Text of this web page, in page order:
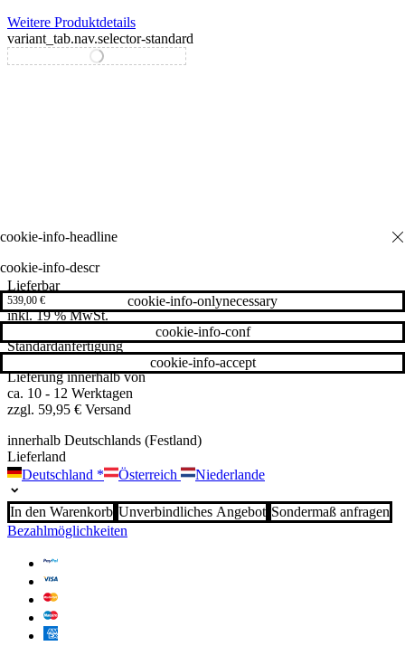
Weitere Produktdetails
variant_tab.nav.selector-standard
variant_tab.nav.selector-special
Lieferbar
539,00 €
inkl. 19 % MwSt.
Standardanfertigung
Lieferung innerhalb von
ca. 10 - 12 Werktagen
zzgl. 59,95 € Versand
innerhalb Deutschlands (Festland)
Lieferland
Deutschland * Österreich Niederlande
In den Warenkorb Unverbindliches Angebot Sondermaß anfragen
Bezahlmöglichkeiten
cookie-info-descr
cookie-info-accept
cookie-info-conf
cookie-info-onlynecessary